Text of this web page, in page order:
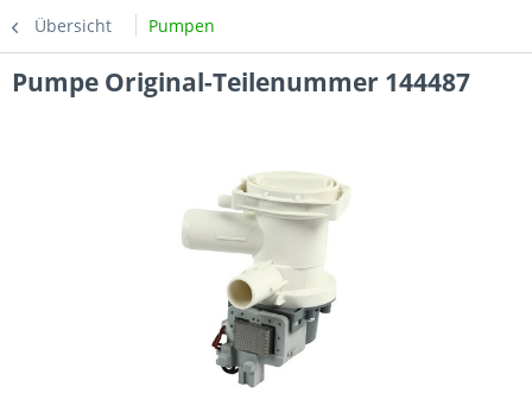
Übersicht Pumpen
Pumpe Original-Teilenummer 144487